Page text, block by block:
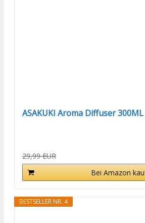
ASAKUKI Aroma Diffuser 300ML
29,99 EUR
Bei Amazon
BESTSELLER NR. 4